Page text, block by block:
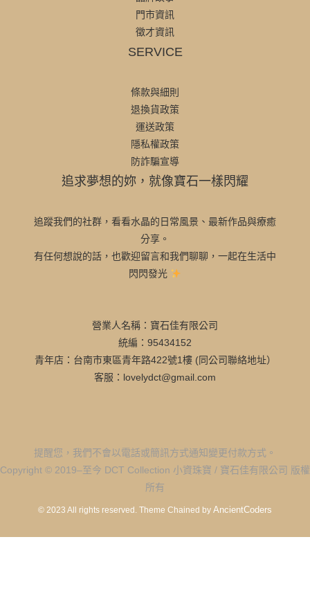
門市資訊
徵才資訊
SERVICE
條款與細則
退換貨政策
運送政策
隱私權政策
防詐騙宣導
追求夢想的妳，就像寶石一樣閃耀
追蹤我們的社群，看看水晶的日常風景、最新作品與療癒
分享。
有任何想說的話，也歡迎留言和我們聊聊，一起在生活中
閃閃發光
營業人名稱：寶石佳有限公司
統編：95434152
青年店：台南市東區青年路422號1樓 (同公司聯絡地址）
客服：lovelydct@gmail.com
提醒您，我們不會以電話或簡訊方式通知變更付款方式。
Copyright © 2019–至今 DCT Collection 小資珠寶 / 寶石佳有限公司 版權
所有
© 2023 All rights reserved. Theme Chained by AncientCoders